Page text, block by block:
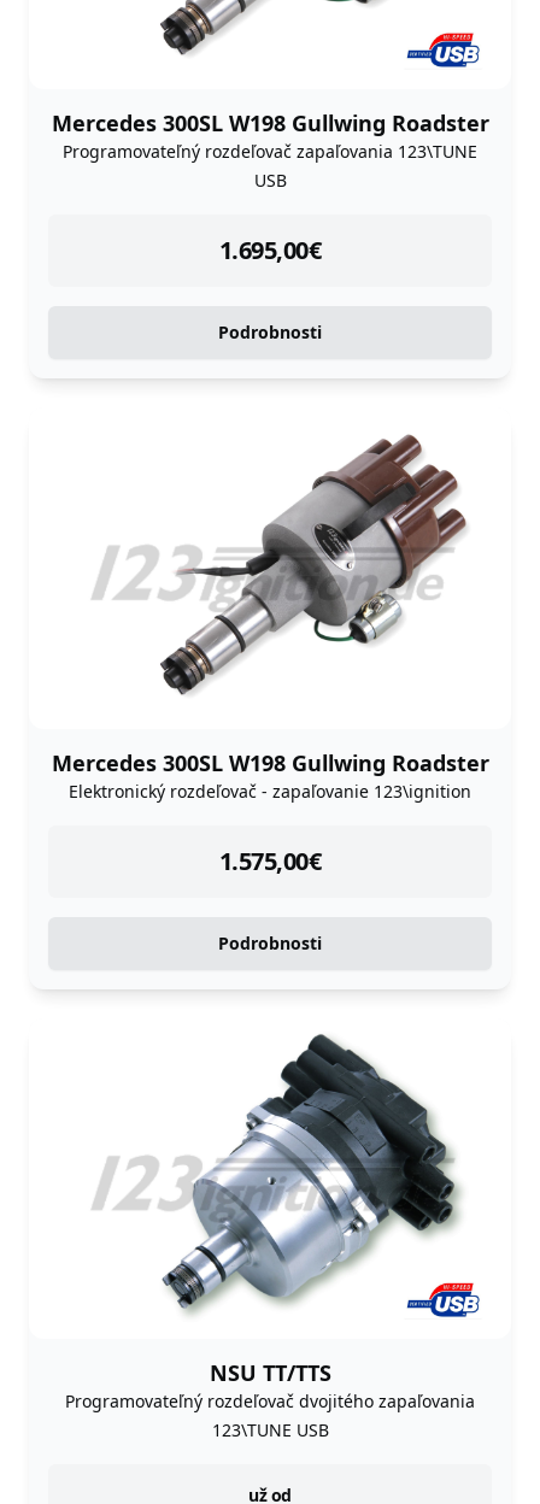
Mercedes 300SL W198 Gullwing Roadster
Programovateľný rozdeľovač zapaľovania 123\TUNE
USB
1.695,00€
instock
Podrobnosti
Mercedes 300SL W198 Gullwing Roadster
Elektronický rozdeľovač - zapaľovanie 123\ignition
1.575,00€
instock
Podrobnosti
NSU TT/TTS
Programovateľný rozdeľovač dvojitého zapaľovania
123\TUNE USB
už od